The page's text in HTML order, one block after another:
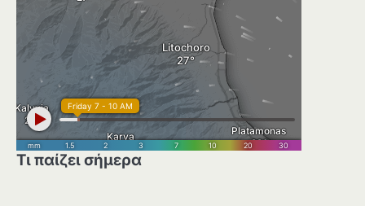
Τι παίζει σήμερα